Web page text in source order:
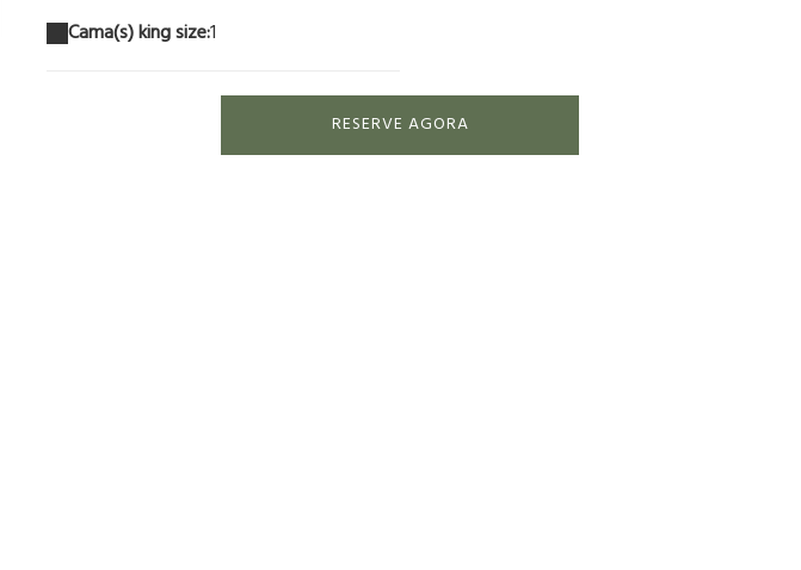
Cama(s) king size:1
RESERVE AGORA